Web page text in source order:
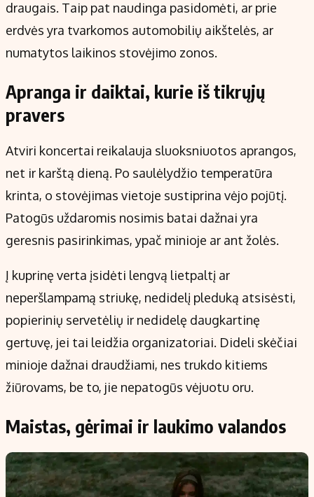
draugais. Taip pat naudinga pasidomėti, ar prie
erdvės yra tvarkomos automobilių aikštelės, ar
numatytos laikinos stovėjimo zonos.
Apranga ir daiktai, kurie iš tikrųjų
pravers
Atviri koncertai reikalauja sluoksniuotos aprangos,
net ir karštą dieną. Po saulėlydžio temperatūra
krinta, o stovėjimas vietoje sustiprina vėjo pojūtį.
Patogūs uždaromis nosimis batai dažnai yra
geresnis pasirinkimas, ypač minioje ar ant žolės.
Į kuprinę verta įsidėti lengvą lietpaltį ar
neperšlampamą striukę, nedidelį pleduką atsisėsti,
popierinių servetėlių ir nedidelę daugkartinę
gertuvę, jei tai leidžia organizatoriai. Dideli skėčiai
minioje dažnai draudžiami, nes trukdo kitiems
žiūrovams, be to, jie nepatogūs vėjuotu oru.
Maistas, gėrimai ir laukimo valandos